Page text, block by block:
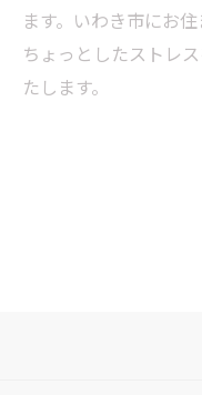
ます。いわき市にお
ちょっとしたストレ
たします。